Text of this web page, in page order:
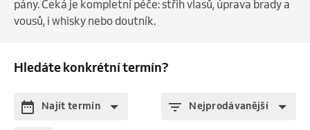
pány. Čeká je kompletní péče: střih vlasů, úprava brady a
vousů, i whisky nebo doutník.
Hledáte konkrétní termín?
Najít termín Nejprodávanější